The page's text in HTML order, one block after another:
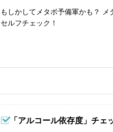
もしかしてメタボ予備軍かも？ メ
セルフチェック！
「アルコール依存度」チェ